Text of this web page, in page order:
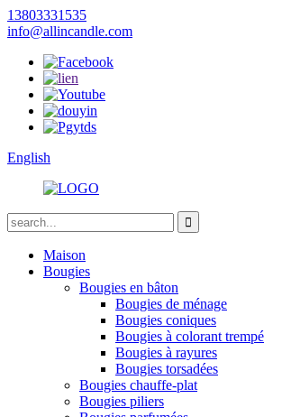
13803331535
info@allincandle.com
English
Maison
Bougies
Bougies en bâton
Bougies de ménage
Bougies coniques
Bougies à colorant trempé
Bougies à rayures
Bougies torsadées
Bougies chauffe-plat
Bougies piliers